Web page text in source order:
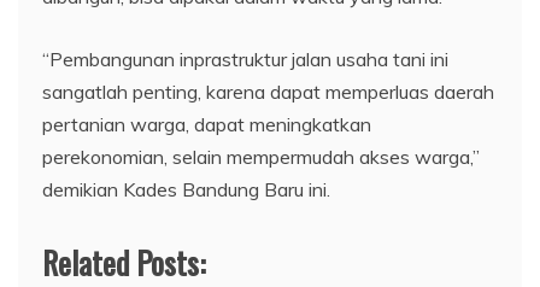
“Pembangunan inprastruktur jalan usaha tani ini
sangatlah penting, karena dapat memperluas daerah
pertanian warga, dapat meningkatkan
perekonomian, selain mempermudah akses warga,”
demikian Kades Bandung Baru ini.
Related Posts: